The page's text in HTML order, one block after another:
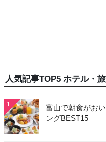
人気記事TOP5 ホテル・
1
富山で朝食がお
ングBEST15